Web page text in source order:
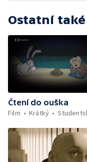
Ostatní
Čtení do ouška
Film
Krátký